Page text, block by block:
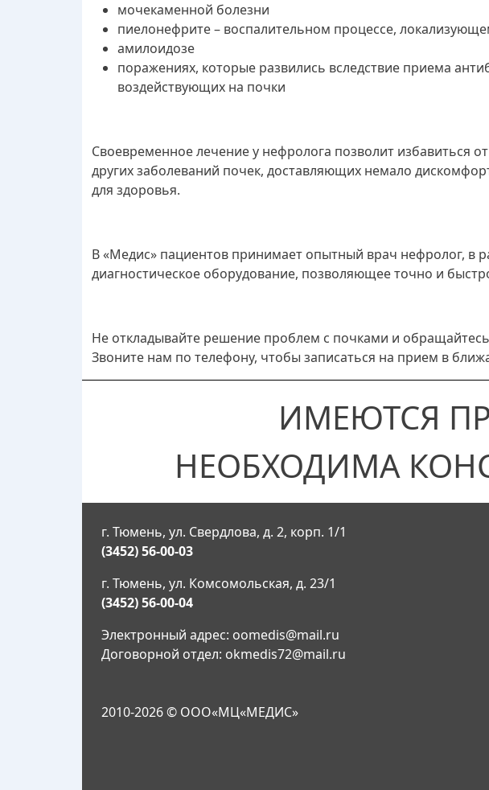
мочекаменной болезни
пиелонефрите – воспалительном процессе,
амилоидозе
поражениях, которые развились вследствие приема
воздействующих на почки
Своевременное лечение у нефролога позволит избавиться
других заболеваний почек, доставляющих немало
для здоровья.
В «Медис» пациентов принимает опытный врач нефролог, в
диагностическое оборудование, позволяющее точно и
Не откладывайте решение проблем с почками и
Звоните нам по телефону, чтобы записаться на прием в
ИМЕЮТСЯ
НЕОБХОДИМА
г. Тюмень, ул. Свердлова, д. 2, корп. 1/1
(3452) 56-00-03
г. Тюмень, ул. Комсомольская, д. 23/1
(3452) 56-00-04
Электронный адрес: oomedis@mail.ru
Договорной отдел: okmedis72@mail.ru
2010-2026 © ООО«МЦ«МЕДИС»